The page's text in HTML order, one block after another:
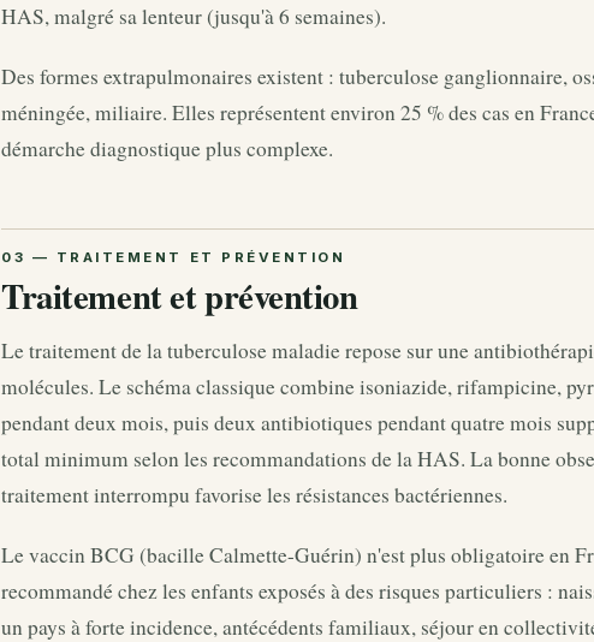
HAS, malgré sa lenteur (jusqu'à 6 semaines).
Des formes extrapulmonaires existent : tuberculose ganglionnaire,
méningée, miliaire. Elles représentent environ 25 % des cas en
démarche diagnostique plus complexe.
Traitement et prévention
Le traitement de la tuberculose maladie repose sur une
molécules. Le schéma classique combine isoniazide, rifampicine,
pendant deux mois, puis deux antibiotiques pendant quatre mois
total minimum selon les recommandations de la HAS. La bonne
traitement interrompu favorise les résistances bactériennes.
Le vaccin BCG (bacille Calmette-Guérin) n'est plus obligatoire en
recommandé chez les enfants exposés à des risques particuliers :
un pays à forte incidence, antécédents familiaux, séjour en